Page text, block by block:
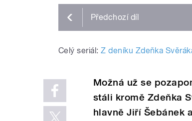
Předchozí díl
Celý seriál: Z deníku Zdeňka
Možná už se
stáli kromě Zdeňka
hlavně Jiří Šebánek